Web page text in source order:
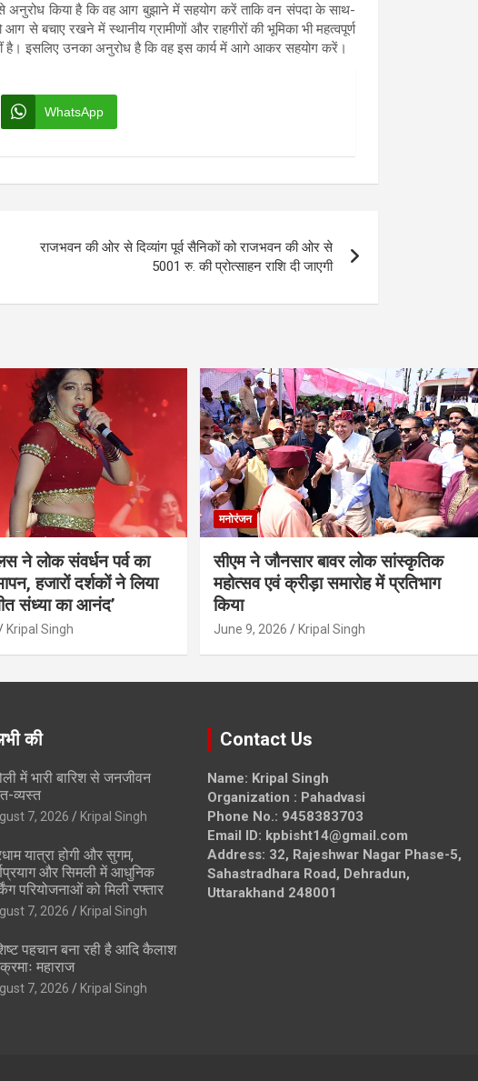
से अनुरोध किया है कि वह आग बुझाने में सहयोग करें ताकि वन संपदा के साथ-
बचाए रखने में स्थानीय ग्रामीणों और राहगीरों की भूमिका भी महत्वपूर्ण
है। इसलिए उनका अनुरोध है कि वह इस कार्य में आगे आकर सहयोग करें।
WhatsApp
राजभवन की ओर से दिव्यांग पूर्व सैनिकों को राजभवन की ओर से
5001 रु. की प्रोत्साहन राशि दी जाएगी
ने लोक संवर्धन पर्व का
हजारों दर्शकों ने लिया
संध्या का आनंद’
Kripal Singh
मनोरंजन
सीएम ने जौनसार बावर लोक सांस्कृतिक
महोत्सव एवं क्रीड़ा समारोह में प्रतिभाग
किया
June 9, 2026 Kripal Singh
की
में भारी बारिश से जनजीवन
व्यस्त
7, 2026 Kripal Singh
यात्रा होगी और सुगम,
और सिमली में आधुनिक
परियोजनाओं को मिली रफ्तार
7, 2026 Kripal Singh
पहचान बना रही है आदि कैलाश
महाराज
7, 2026 Kripal Singh
Contact Us
Name: Kripal Singh
Organization : Pahadvasi
Phone No.: 9458383703
Email ID: kpbisht14@gmail.com
Address: 32, Rajeshwar Nagar Phase-5,
Sahastradhara Road, Dehradun,
Uttarakhand 248001